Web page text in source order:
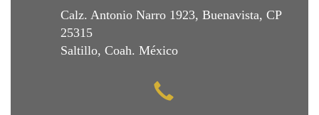
Calz. Antonio Narro 1923, Buenavista, CP
25315
Saltillo, Coah. México